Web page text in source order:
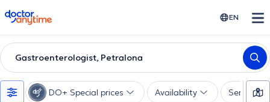
doctoranytime EN
Gastroenterologist, Petralona
DO+ Special prices Availability Services